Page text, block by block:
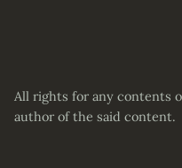
All rights for any contents
author of the said content.